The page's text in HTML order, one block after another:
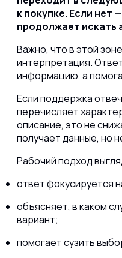
к покупке. Если нет
продолжает искать
Важно, что в этой
интерпретация.
информацию, а
Если поддержка
перечисляет
описание, это не
получает данные, но
Рабочий подход
ответ фокусируется
объясняет, в каком
вариант;
помогает сузить